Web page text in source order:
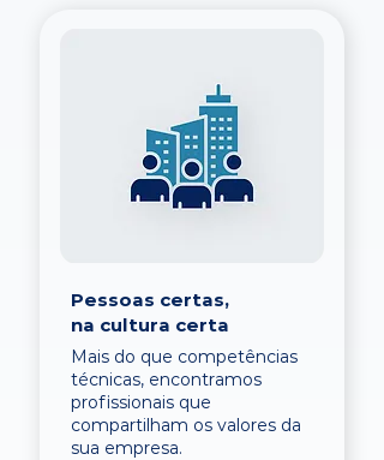
Pessoas certas,
na cultura certa
Mais do que competências
técnicas, encontramos
profissionais que
compartilham os valores da
sua empresa.